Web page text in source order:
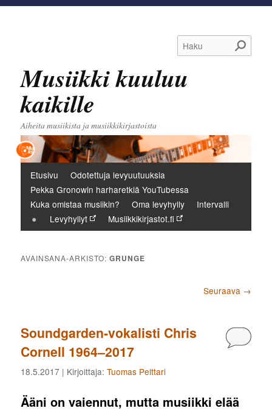
Haku
Musiikki kuuluu
kaikille
Aiheita musiikista ja musiikkikirjastoista
Päävalikko
Etusivu
Odotettuja levyuutuuksia
Pekka Gronowin harharetkiä YouTubessa
Kuka omistaa musiikin?
Oma levyhylly
Intervalli
Levyhyllyt
Musiikkikirjastot.fi
AVAINSANA-ARKISTO:GRUNGE
Seuraava →
Soundgarden-vokalisti Chris
Cornell 1964–2017
18.5.2017 | Kirjoittaja:Tuomas Pelttari
Ääni on vaiennut, mutta musiikki elää